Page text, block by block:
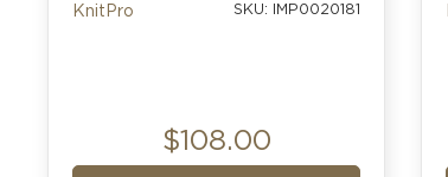
KnitPro SKU: IMP0020181
$108.00